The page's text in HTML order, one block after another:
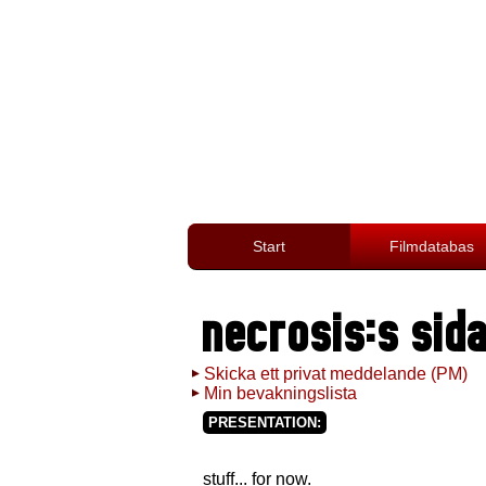
Start Filmdatabas
necrosis:s sida
Skicka ett privat meddelande (PM)
Min bevakningslista
PRESENTATION:
stuff... for now.